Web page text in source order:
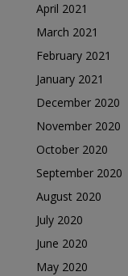
April 2021
March 2021
February 2021
January 2021
December 2020
November 2020
October 2020
September 2020
August 2020
July 2020
June 2020
May 2020